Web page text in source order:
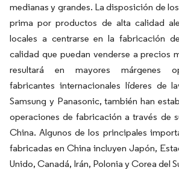
medianas y grandes. La disposición de
prima por productos de alta calidad
locales a centrarse en la fabricación
calidad que puedan venderse a precios
resultará en mayores márgenes
fabricantes internacionales líderes de
Samsung y Panasonic, también han
operaciones de fabricación a través de
China. Algunos de los principales
fabricadas en China incluyen Japón,
Unido, Canadá, Irán, Polonia y Corea del